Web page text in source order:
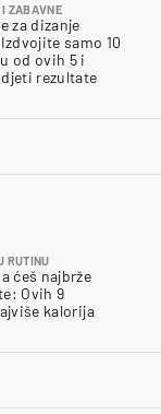
I ZABAVNE
za dizanje
samo 10
od ovih 5 i
rezultate
RUTINU
ćeš najbrže
Ovih 9
kalorija